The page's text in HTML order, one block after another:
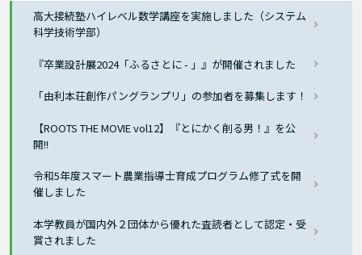
高大接続塾ハイレベル数学講座を実施しました（システム
科学技術学部）
『卒業設計展2024「ふるさとに - 」』が開催されました
「由利本荘創作パングランプリ」の参加者を募集します！
【ROOTS THE MOVIE vol12】『とにかく削る男！』を公
開!!
令和5年度スマート農業指導士育成プログラム修了式を開
催しました
本学教員が国内外２団体から優れた査読者として認定・受
賞されました